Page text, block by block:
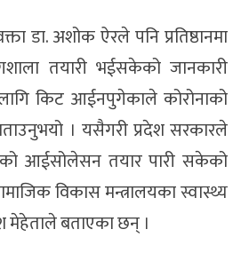
डा. अशोक ऐरले पनि प्रतिष्ठानमा
तयारी भईसकेको जानकारी
किट आईनपुगेकाले कोरोनाको
। यसैगरी प्रदेश सरकारले
आईसोलेसन तयार पारी सकेको
विकास मन्त्रालयका स्वास्थ्य
मेहेताले बताएका छन् ।